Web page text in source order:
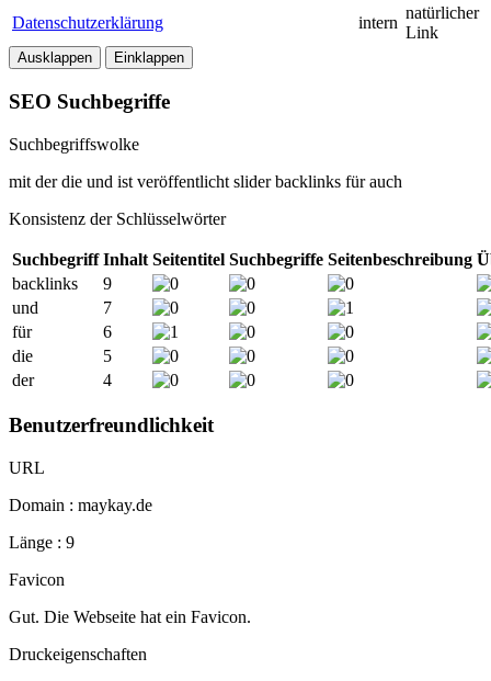
Datenschutzerklärung
intern
natürlicher
Link
Ausklappen Einklappen
SEO Suchbegriffe
Suchbegriffswolke
mit der die und ist veröffentlicht slider backlinks für auch
Konsistenz der Schlüsselwörter
Suchbegriff Inhalt Seitentitel Suchbegriffe Seitenbeschreibung
backlinks
9
und
7
für
6
die
5
der
4
Benutzerfreundlichkeit
URL
Domain : maykay.de
Länge : 9
Favicon
Gut. Die Webseite hat ein Favicon.
Druckeigenschaften